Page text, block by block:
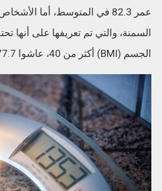
عمر 82.3 في المتوسط، أما
السمنة، والتي تم تعريفها على أنها
الجسم (BMI) أكثر من 40، عاشوا 77.7 فقط.